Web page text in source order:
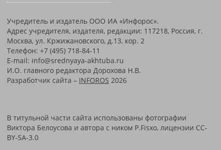
Учредитель и издатель ООО ИА «Инфорос».
Адрес учредителя, издателя, редакции: 117218, Россия, г.
Москва, ул. Кржижановского, д.13, кор. 2
Телефон: +7 (495) 718-84-11
E-mail: info@srednyaya-akhtuba.ru
И.О. главного редактора Дорохова Н.В.
Разработчик сайта – INFOROS 2026
В титульной части сайта использованы фотографии
Виктора Белоусова и автора с ником P.Fisxo, лицензии CC-
BY-SA-3.0